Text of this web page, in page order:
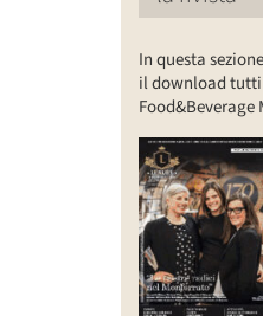
In questa
il download
Food&Beverage